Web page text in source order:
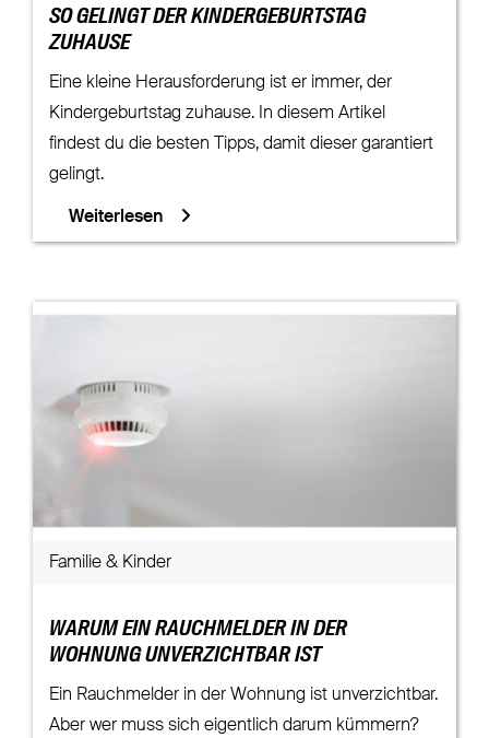
SO GELINGT DER KINDERGEBURTSTAG
ZUHAUSE
Eine kleine Herausforderung ist er immer, der
Kindergeburtstag zuhause. In diesem Artikel
findest du die besten Tipps, damit dieser garantiert
gelingt.
Weiterlesen
Familie & Kinder
WARUM EIN RAUCHMELDER IN DER
WOHNUNG UNVERZICHTBAR IST
Ein Rauchmelder in der Wohnung ist unverzichtbar.
Aber wer muss sich eigentlich darum kümmern?